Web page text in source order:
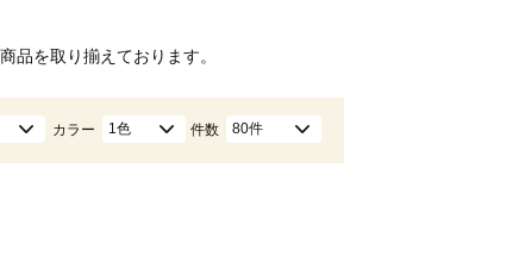
品を取り揃えております。
カラー 1色 件数 80件